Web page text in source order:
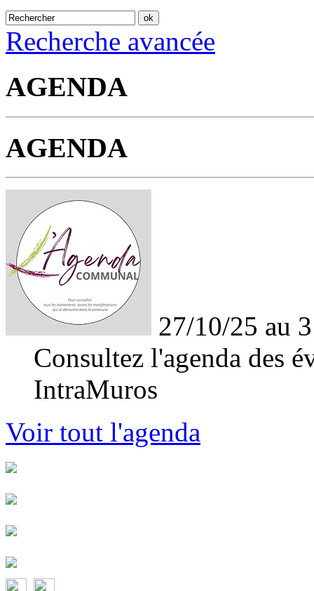
Recherche avancée
AGENDA
AGENDA
27/10/25 au
Consultez l'agenda des
IntraMuros
Voir tout l'agenda